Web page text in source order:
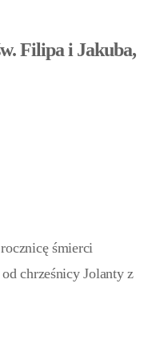
Filipa i Jakuba,
śmierci
chrześnicy Jolanty z